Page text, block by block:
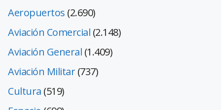
Aeropuertos (2.690)
Aviación Comercial (2.148)
Aviación General (1.409)
Aviación Militar(737)
Cultura (519)